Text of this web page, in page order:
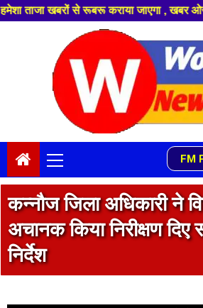
जाएगा , खबर ओर विज्ञापन के लिए संपर्क
Menu
FM
कन्नौज जिला अधिकारी ने
अचानक किया निरीक्षण
निर्देश